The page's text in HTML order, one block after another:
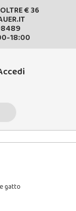
€ 36
18:00
gatto